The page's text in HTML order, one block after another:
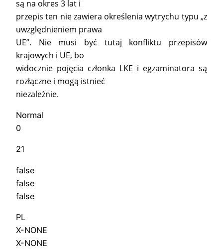
są na okres 3 lat i
przepis ten nie zawiera określenia wytrychu typu „z
uwzględnieniem prawa
UE”. Nie musi być tutaj konfliktu przepisów
krajowych i UE, bo
widocznie pojęcia członka LKE i egzaminatora są
rozłączne i mogą istnieć
niezależnie.
Normal
0
21
false
false
false
PL
X-NONE
X-NONE